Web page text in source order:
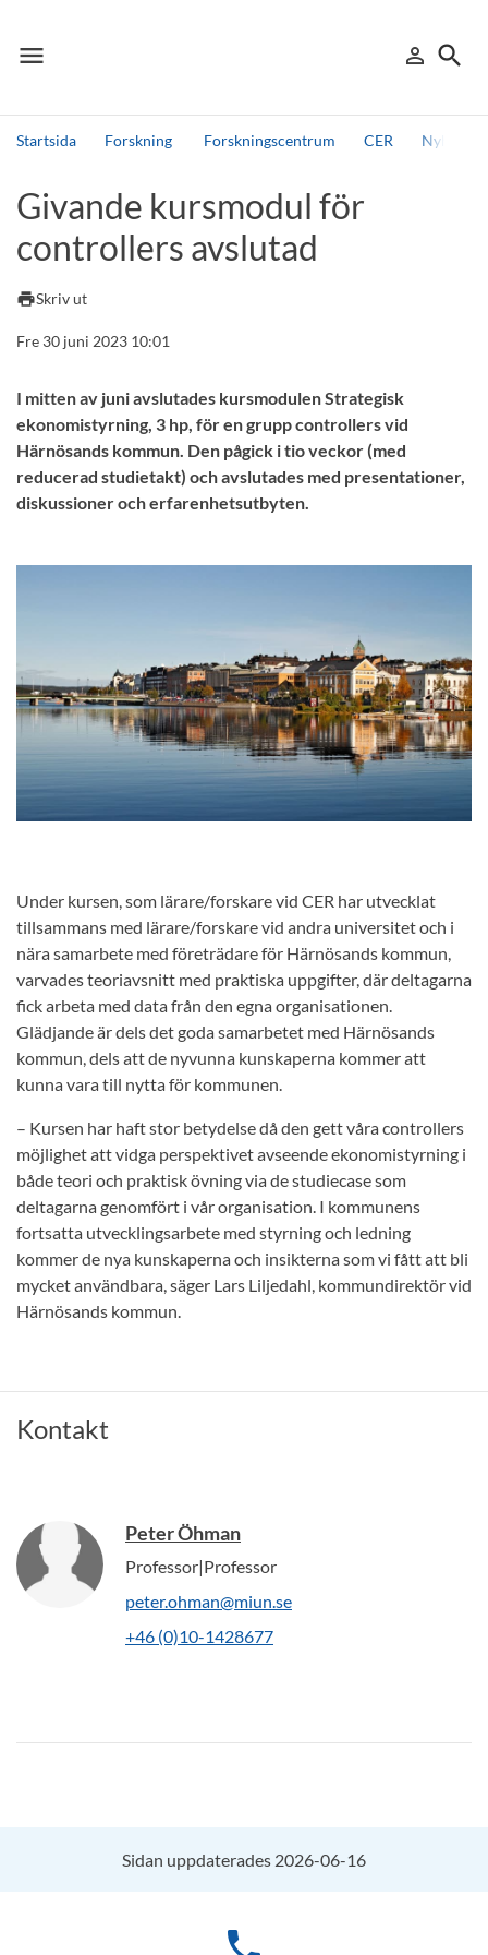
menu
Meny person_outline
Logga in
search
Sök
Startsida Forskning Forskningscentrum CER Nyheter
Andra söktjänster
Detta är vår testmiljö - endast testdata
Givande kursmodul för
controllers avslutad
printSkriv ut
Fre 30 juni 2023 10:01
I mitten av juni avslutades kursmodulen Strategisk
ekonomistyrning, 3 hp, för en grupp controllers vid
Härnösands kommun. Den pågick i tio veckor (med
reducerad studietakt) och avslutades med presentationer,
diskussioner och erfarenhetsutbyten.
Under kursen, som lärare/forskare vid CER har utvecklat
tillsammans med lärare/forskare vid andra universitet och i
nära samarbete med företrädare för Härnösands kommun,
varvades teoriavsnitt med praktiska uppgifter, där deltagarna
fick arbeta med data från den egna organisationen.
Glädjande är dels det goda samarbetet med Härnösands
kommun, dels att de nyvunna kunskaperna kommer att
kunna vara till nytta för kommunen.
– Kursen har haft stor betydelse då den gett våra controllers
möjlighet att vidga perspektivet avseende ekonomistyrning i
både teori och praktisk övning via de studiecase som
deltagarna genomfört i vår organisation. I kommunens
fortsatta utvecklingsarbete med styrning och ledning
kommer de nya kunskaperna och insikterna som vi fått att bli
mycket användbara, säger Lars Liljedahl, kommundirektör vid
Härnösands kommun.
Kontakt
Peter Öhman
Professor|Professor
peter.ohman@miun.se
+46 (0)10-1428677
Sidan uppdaterades 2026-06-16